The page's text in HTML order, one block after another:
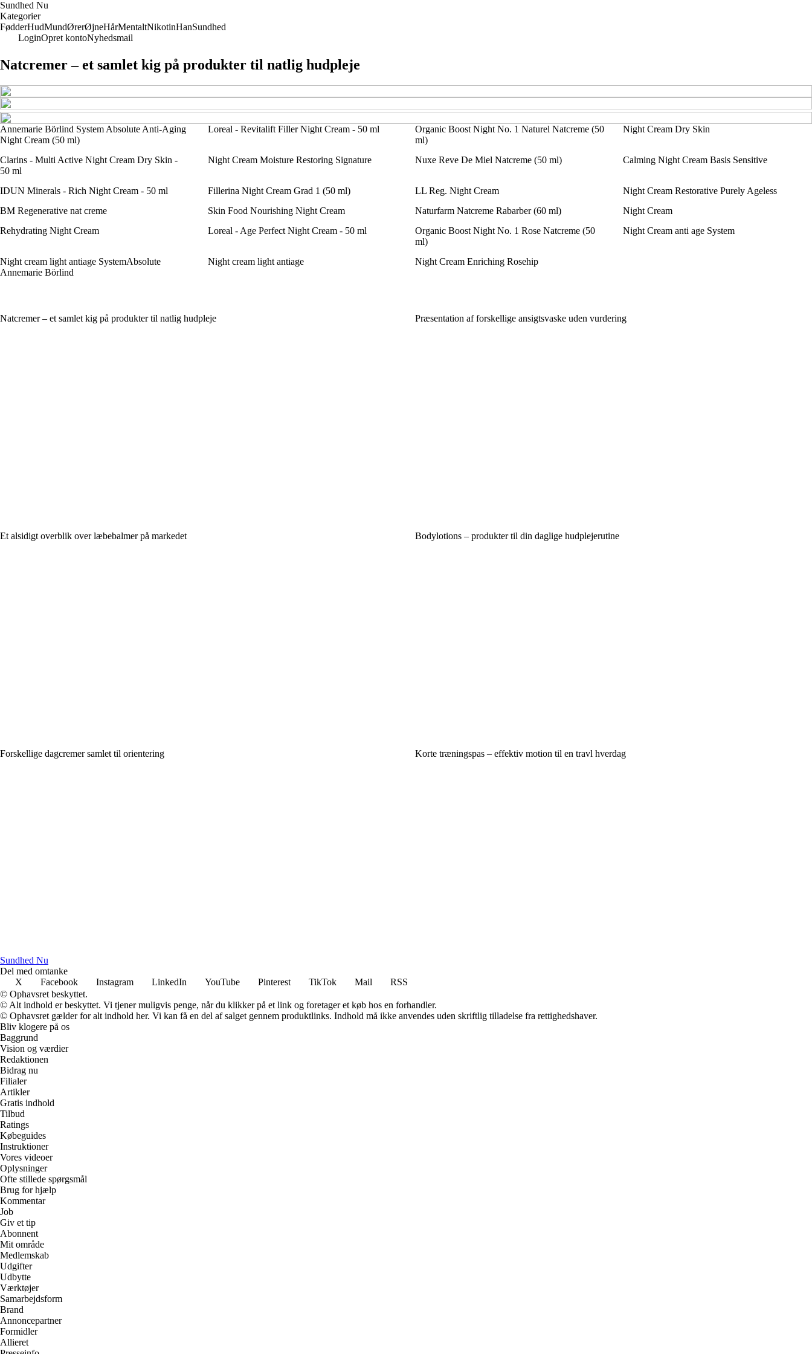
Sundhed Nu
Kategorier
FødderHudMundØrerØjneHårMentaltNikotinHanSundhed
LoginOpret kontoNyhedsmail
Natcremer – et samlet kig på produkter til natlig hudpleje
Annemarie Börlind System Absolute Anti-Aging
Night Cream (50 ml)
Loreal - Revitalift Filler Night Cream - 50 ml
Organic Boost Night No. 1 Naturel Natcreme (50
ml)
Night Cream Dry Skin
Clarins - Multi Active Night Cream Dry Skin -
50 ml
Night Cream Moisture Restoring Signature Nuxe Reve De Miel Natcreme (50 ml) Calming Night Cream Basis Sensitive
IDUN Minerals - Rich Night Cream - 50 ml Fillerina Night Cream Grad 1 (50 ml) LL Reg. Night Cream
Night Cream Restorative Purely Ageless
BM Regenerative nat creme
Skin Food Nourishing Night Cream Naturfarm Natcreme Rabarber (60 ml)
Night Cream
Rehydrating Night Cream
Loreal - Age Perfect Night Cream - 50 ml
Organic Boost Night No. 1 Rose Natcreme (50
ml)
Night Cream anti age System
Night cream light antiage SystemAbsolute
Annemarie Börlind
Night cream light antiage Night Cream Enriching Rosehip
Natcremer – et samlet kig på produkter til natlig hudpleje Præsentation af forskellige ansigtsvaske uden vurdering
Et alsidigt overblik over læbebalmer på markedet Bodylotions – produkter til din daglige hudplejerutine
Forskellige dagcremer samlet til orientering Korte træningspas – effektiv motion til en travl hverdag
Sundhed Nu
Del med omtanke
X
Facebook Instagram LinkedIn YouTube Pinterest TikTok Mail
RSS
© Ophavsret beskyttet.
© Alt indhold er beskyttet. Vi tjener muligvis penge, når du klikker på et link og foretager et køb hos en forhandler.
© Ophavsret gælder for alt indhold her. Vi kan få en del af salget gennem produktlinks. Indhold må ikke anvendes uden skriftlig tilladelse fra rettighedshaver.
Bliv klogere på os
Baggrund
Vision og værdier
Redaktionen
Bidrag nu
Filialer
Artikler
Gratis indhold
Tilbud
Ratings
Købeguides
Instruktioner
Vores videoer
Oplysninger
Ofte stillede spørgsmål
Brug for hjælp
Kommentar
Job
Giv et tip
Abonnent
Mit område
Medlemskab
Udgifter
Udbytte
Værktøjer
Samarbejdsform
Brand
Annoncepartner
Formidler
Allieret